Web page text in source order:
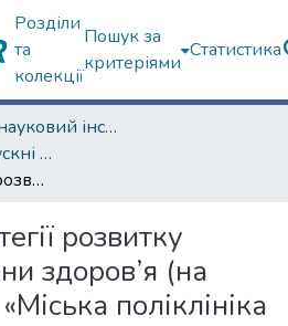
Розділи
та
колекції
Пошук за
критеріями
Статистика
Навчально-науковий інститут «Українська інженерно-педагогічна академія»
Кваліфікаційні випускні роботи магістрів. Навчально-науковий інститут «Українська інженерно-педагогічна академія»
Розробка стратегії розвитку закладу охорони здоров’я (на прикладі КНП «Міська поліклініка № 10» ХМР)
розвитку
здоров’я (на
поліклініка